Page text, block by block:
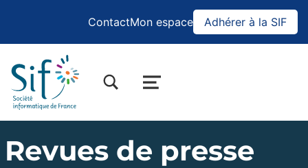
ContactMon espace Adhérer à la SIF
BASCULER LA BOÎTE DE DIALOGUE DU FORMULAIRE DE RECHERCHE
MENU
Revues de presse